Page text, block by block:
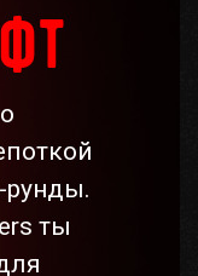
рунды.
ты